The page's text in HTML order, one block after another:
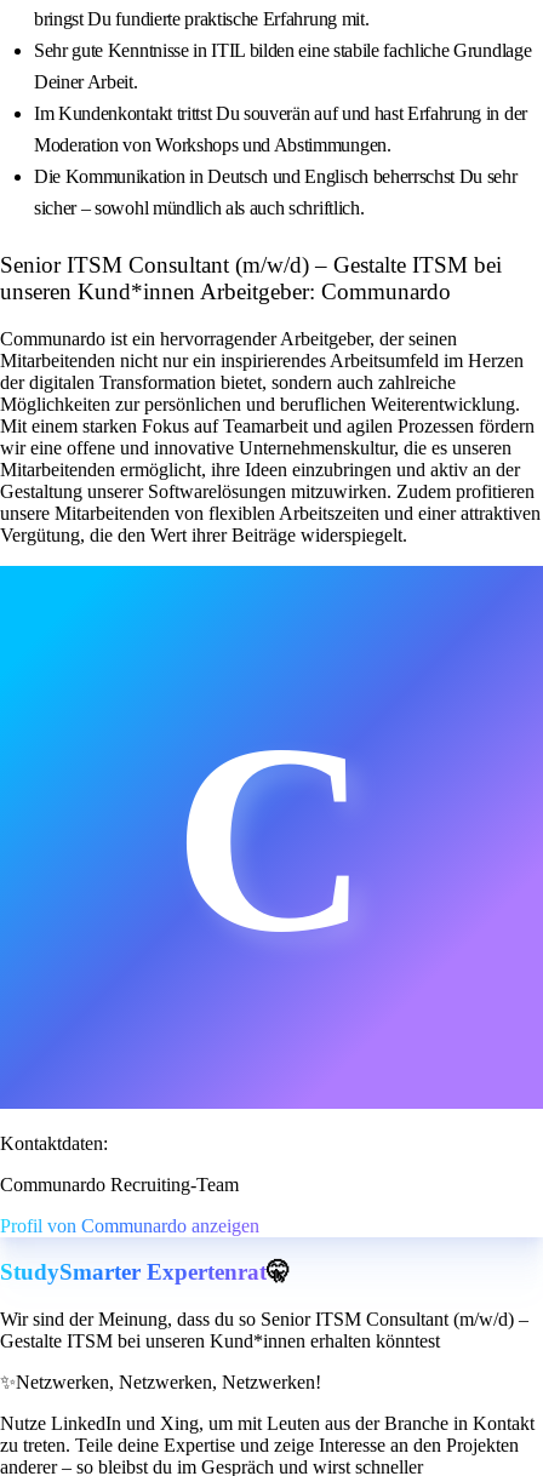
bringst Du fundierte praktische Erfahrung mit.
Sehr gute Kenntnisse in ITIL bilden eine stabile fachliche Grundlage
Deiner Arbeit.
Im Kundenkontakt trittst Du souverän auf und hast Erfahrung in der
Moderation von Workshops und Abstimmungen.
Die Kommunikation in Deutsch und Englisch beherrschst Du sehr
sicher – sowohl mündlich als auch schriftlich.
Senior ITSM Consultant (m/w/d) – Gestalte ITSM bei
unseren Kund*innen Arbeitgeber: Communardo
Communardo ist ein hervorragender Arbeitgeber, der seinen
Mitarbeitenden nicht nur ein inspirierendes Arbeitsumfeld im Herzen
der digitalen Transformation bietet, sondern auch zahlreiche
Möglichkeiten zur persönlichen und beruflichen Weiterentwicklung.
Mit einem starken Fokus auf Teamarbeit und agilen Prozessen fördern
wir eine offene und innovative Unternehmenskultur, die es unseren
Mitarbeitenden ermöglicht, ihre Ideen einzubringen und aktiv an der
Gestaltung unserer Softwarelösungen mitzuwirken. Zudem profitieren
unsere Mitarbeitenden von flexiblen Arbeitszeiten und einer attraktiven
Vergütung, die den Wert ihrer Beiträge widerspiegelt.
C
Kontaktdaten:
Communardo Recruiting-Team
Profil von Communardo anzeigen
StudySmarter Expertenrat🤫
Wir sind der Meinung, dass du so Senior ITSM Consultant (m/w/d) –
Gestalte ITSM bei unseren Kund*innen erhalten könntest
✨Netzwerken, Netzwerken, Netzwerken!
Nutze LinkedIn und Xing, um mit Leuten aus der Branche in Kontakt
zu treten. Teile deine Expertise und zeige Interesse an den Projekten
anderer – so bleibst du im Gespräch und wirst schneller